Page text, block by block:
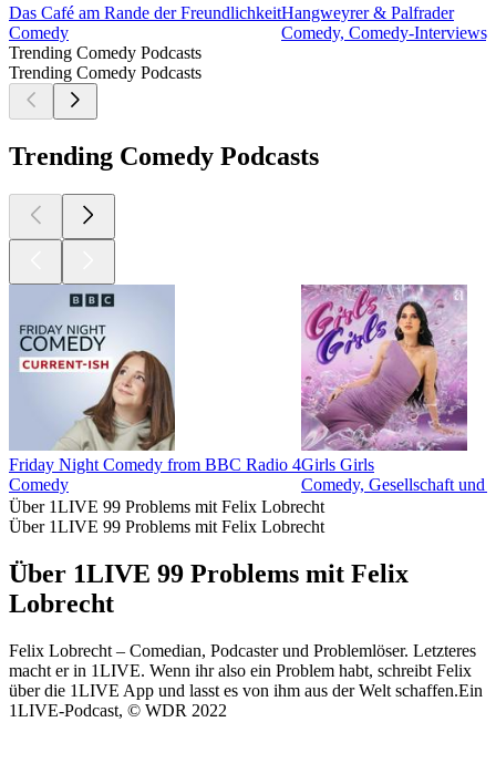
Das Café am Rande der Freundlichkeit
Comedy
Hangweyrer & Palfrader
Comedy, Comedy-
Trending Comedy Podcasts
Trending Comedy Podcasts
Trending Comedy Podcasts
Friday Night Comedy from BBC Radio 4
Comedy
Girls Girls
Comedy, Gesellschaft und
Über 1LIVE 99 Problems mit Felix Lobrecht
Über 1LIVE 99 Problems mit Felix Lobrecht
Über 1LIVE 99 Problems mit Felix
Lobrecht
Felix Lobrecht – Comedian, Podcaster und Problemlöser. Letzteres
macht er in 1LIVE. Wenn ihr also ein Problem habt, schreibt Felix
über die 1LIVE App und lasst es von ihm aus der Welt schaffen.Ein
1LIVE-Podcast, © WDR 2022